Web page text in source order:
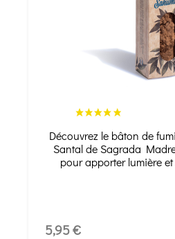
Découvrez le bâton de
Santal de Sagrada
pour apporter lumière
5,95 €